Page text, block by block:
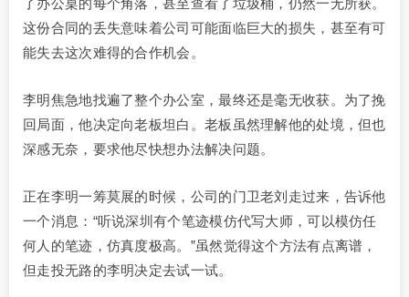
了办公桌的每个角落，甚至查看了垃圾桶，仍然一无所获。
这份合同的丢失意味着公司可能面临巨大的损失，甚至有可
能失去这次难得的合作机会。
李明焦急地找遍了整个办公室，最终还是毫无收获。为了挽
回局面，他决定向老板坦白。老板虽然理解他的处境，但也
深感无奈，要求他尽快想办法解决问题。
正在李明一筹莫展的时候，公司的门卫老刘走过来，告诉他
一个消息：“听说深圳有个笔迹模仿代写大师，可以模仿任
何人的笔迹，仿真度极高。”虽然觉得这个方法有点离谱，
但走投无路的李明决定去试一试。